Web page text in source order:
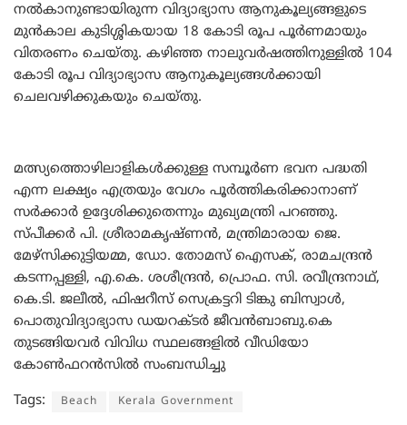
നൽകാനുണ്ടായിരുന്ന വിദ്യാഭ്യാസ ആനുകൂല്യങ്ങളുടെ
മുൻകാല കുടിശ്ശികയായ 18 കോടി രൂപ പൂർണമായും
വിതരണം ചെയ്തു. കഴിഞ്ഞ നാലുവർഷത്തിനുള്ളിൽ 104
കോടി രൂപ വിദ്യാഭ്യാസ ആനുകൂല്യങ്ങൾക്കായി
ചെലവഴിക്കുകയും ചെയ്തു.
മത്സ്യത്തൊഴിലാളികൾക്കുള്ള സമ്പൂർണ ഭവന പദ്ധതി
എന്ന ലക്ഷ്യം എത്രയും വേഗം പൂർത്തികരിക്കാനാണ്
സർക്കാർ ഉദ്ദേശിക്കുതെന്നും മുഖ്യമന്ത്രി പറഞ്ഞു.
സ്പീക്കർ പി. ശ്രീരാമകൃഷ്ണൻ, മന്ത്രിമാരായ ജെ.
മേഴ്‌സിക്കുട്ടിയമ്മ, ഡോ. തോമസ് ഐസക്, രാമചന്ദ്രൻ
കടന്നപ്പള്ളി, എ.കെ. ശശീന്ദ്രൻ, പ്രൊഫ. സി. രവീന്ദ്രനാഥ്,
കെ.ടി. ജലീൽ, ഫിഷറീസ് സെക്രട്ടറി ടിങ്കു ബിസ്വാൾ,
പൊതുവിദ്യാഭ്യാസ ഡയറക്ടർ ജീവൻബാബു.കെ
തുടങ്ങിയവർ വിവിധ സ്ഥലങ്ങളിൽ വീഡിയോ
കോൺഫറൻസിൽ സംബന്ധിച്ചു
Tags: Beach Kerala Government